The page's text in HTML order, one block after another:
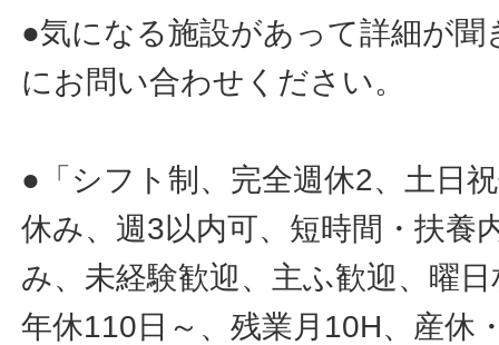
●気になる施設があって詳細が
にお問い合わせください。
●「シフト制、完全週休2、土日
休み、週3以内可、短時間・扶養
み、未経験歓迎、主ふ歓迎、曜
年休110日～、残業月10H、産休